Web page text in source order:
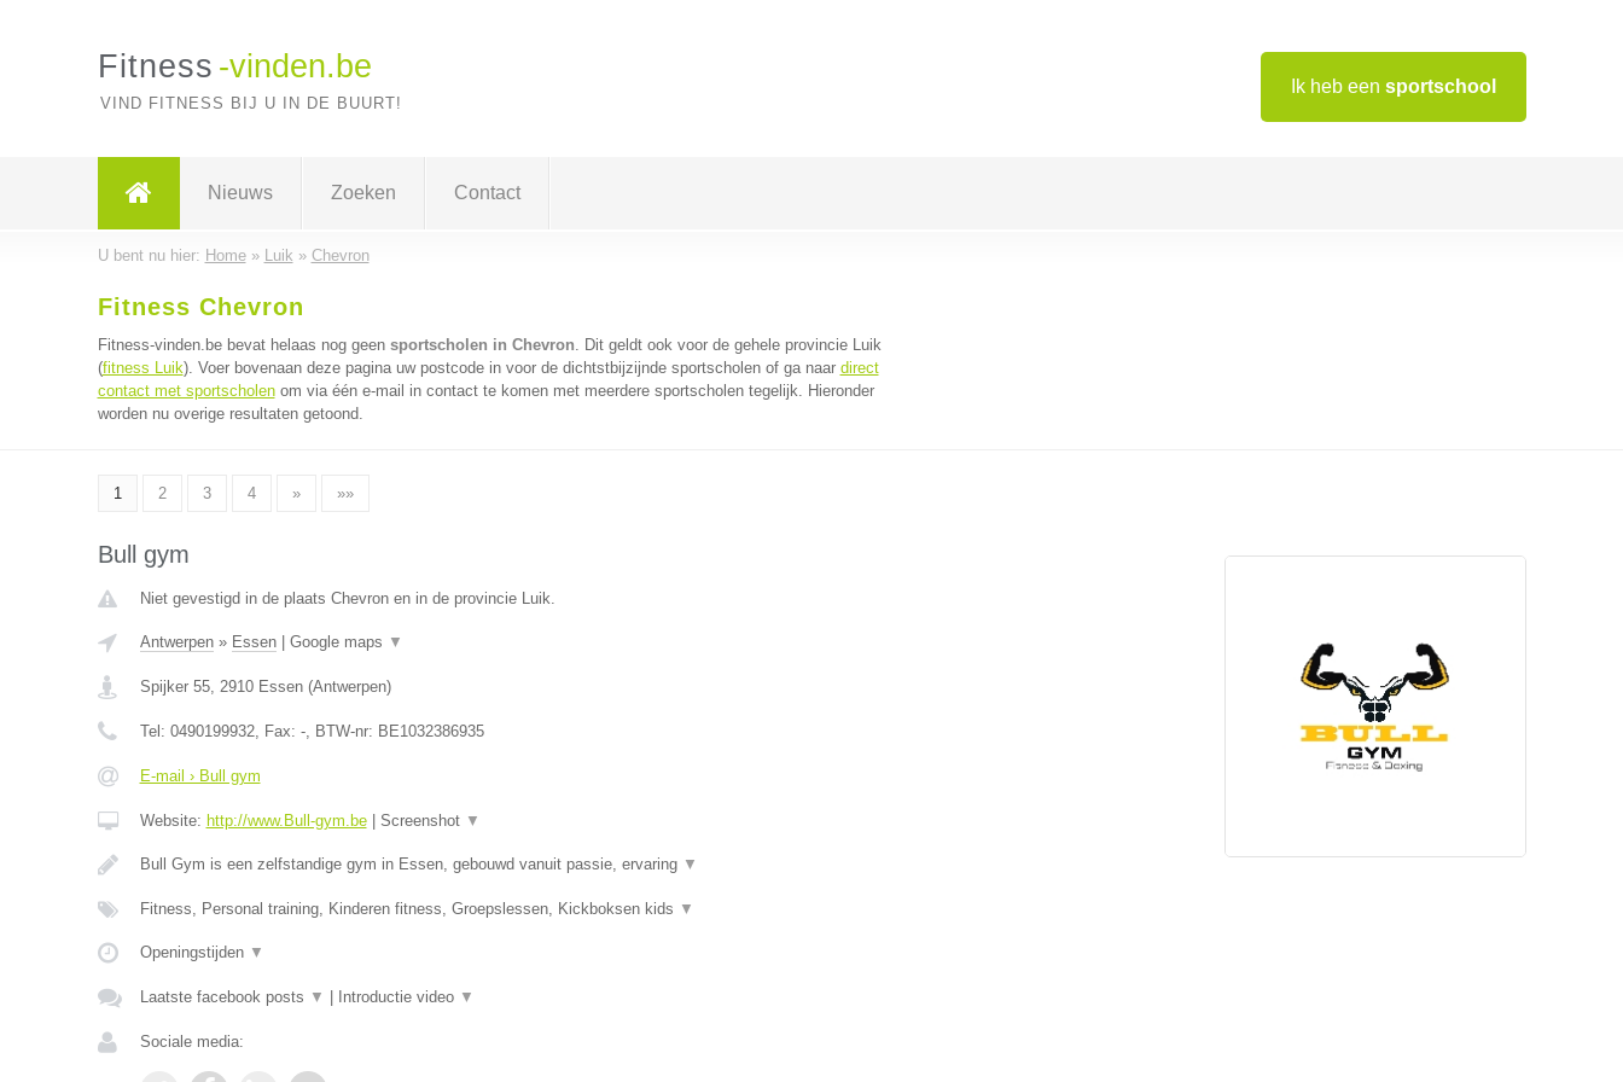
Ik heb een sportschool
Fitness -vinden.be
VIND FITNESS BIJ U IN DE BUURT!
Nieuws Zoeken Contact
U bent nu hier: Home» Luik » Chevron
Fitness Chevron
Fitness-vinden.be bevat helaas nog geen sportscholen in Chevron. Dit geldt ook voor de gehele provincie Luik
(fitness Luik). Voer bovenaan deze pagina uw postcode in voor de dichtstbijzijnde sportscholen of ga naar direct
contact met sportscholenom via één e-mail in contact te komen met meerdere sportscholen tegelijk. Hieronder
worden nu overige resultaten getoond.
1 2 3 4 » »»
Bull gym
Niet gevestigd in de plaats Chevron en in de provincie Luik.
Antwerpen» Essen| Google maps ▼
Spijker 55, 2910 Essen(Antwerpen)
Tel: 0490199932, Fax: -, BTW-nr: BE1032386935
E-mail › Bull gym
Website: http://www.Bull-gym.be| Screenshot ▼
Bull Gym is een zelfstandige gym in Essen, gebouwd vanuit passie, ervaring ▼
Fitness, Personal training, Kinderen fitness, Groepslessen, Kickboksen kids ▼
Openingstijden ▼
Laatste facebook posts ▼ Introductie video ▼
Sociale media: